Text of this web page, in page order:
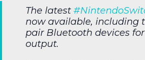
The latest
now available, including
pair Bluetooth devices
output.